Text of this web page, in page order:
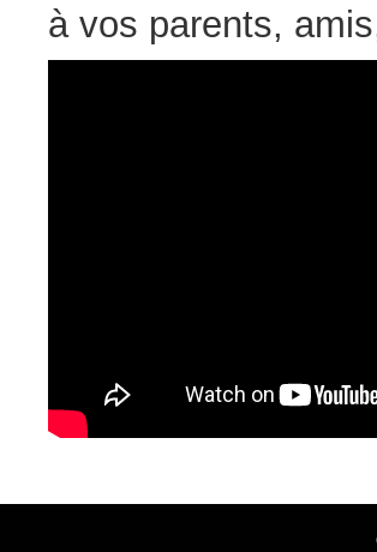
à vos parents,